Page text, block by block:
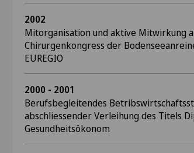
2002
Mitorganisation und aktive Mitwirkung
Chirurgenkongress der
EUREGIO
2000 - 2001
Berufsbegleitendes
abschliessender Verleihung des Titels
Gesundheitsökonom